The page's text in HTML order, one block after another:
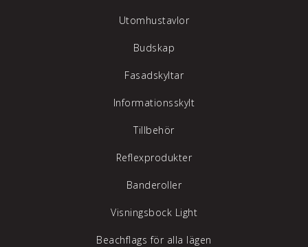
Utomhustavlor
Budskap
Fasadskyltar
Informationsskylt
Tillbehör
Reflexprodukter
Banderoller
Visningsbock Light
Beachflags för alla lägen